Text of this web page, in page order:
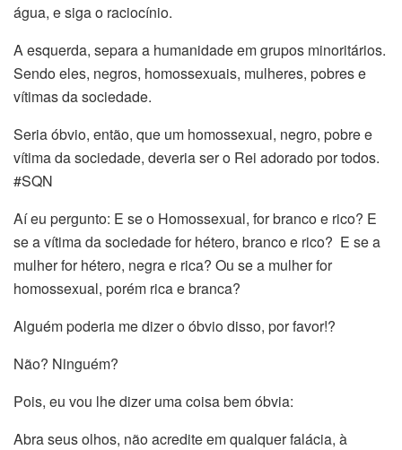
água, e siga o raciocínio.
A esquerda, separa a humanidade em grupos minoritários.
Sendo eles, negros, homossexuais, mulheres, pobres e
vítimas da sociedade.
Seria óbvio, então, que um homossexual, negro, pobre e
vítima da sociedade, deveria ser o Rei adorado por todos.
#SQN
Aí eu pergunto: E se o Homossexual, for branco e rico? E
se a vítima da sociedade for hétero, branco e rico? E se a
mulher for hétero, negra e rica? Ou se a mulher for
homossexual, porém rica e branca?
Alguém poderia me dizer o óbvio disso, por favor!?
Não? Ninguém?
Pois, eu vou lhe dizer uma coisa bem óbvia:
Abra seus olhos, não acredite em qualquer falácia, à